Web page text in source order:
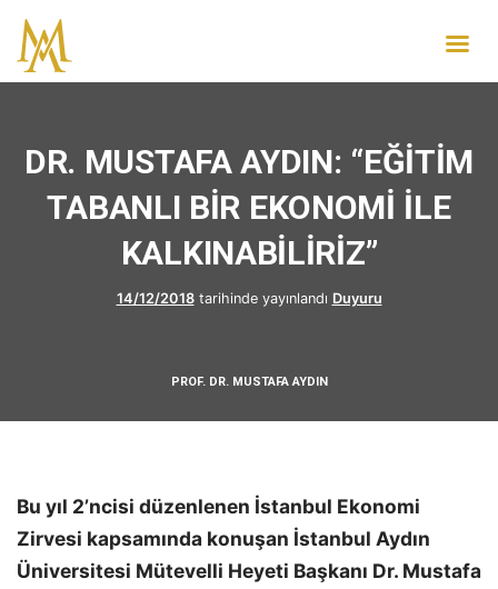
DR. MUSTAFA AYDIN: “EĞİTİM
TABANLI BİR EKONOMİ İLE
KALKINABİLİRİZ”
14/12/2018tarihinde yayınlandı Duyuru
PROF. DR. MUSTAFA AYDIN
Bu yıl 2’ncisi düzenlenen İstanbul Ekonomi
Zirvesi kapsamında konuşan İstanbul Aydın
Üniversitesi Mütevelli Heyeti Başkanı Dr. Mustafa